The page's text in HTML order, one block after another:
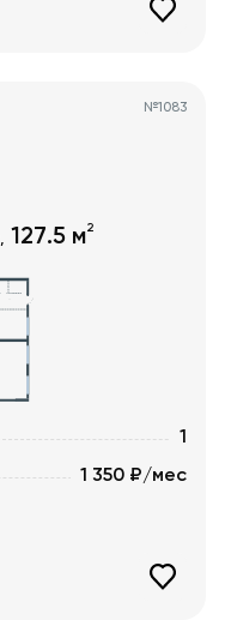
№1083
127.5 м2
1
1 350 ₽/мес